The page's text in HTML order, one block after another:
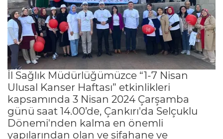
İl Sağlık Müdürlüğümüzce “1-7 Nisan
Ulusal Kanser Haftası” etkinlikleri
kapsamında 3 Nisan 2024 Çarşamba
günü saat 14.00’de, Çankırı'da Selçuklu
Dönemi'nden kalma en önemli
yapılarından olan ve şifahane ve